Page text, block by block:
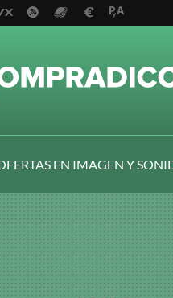
EN IMAGEN Y